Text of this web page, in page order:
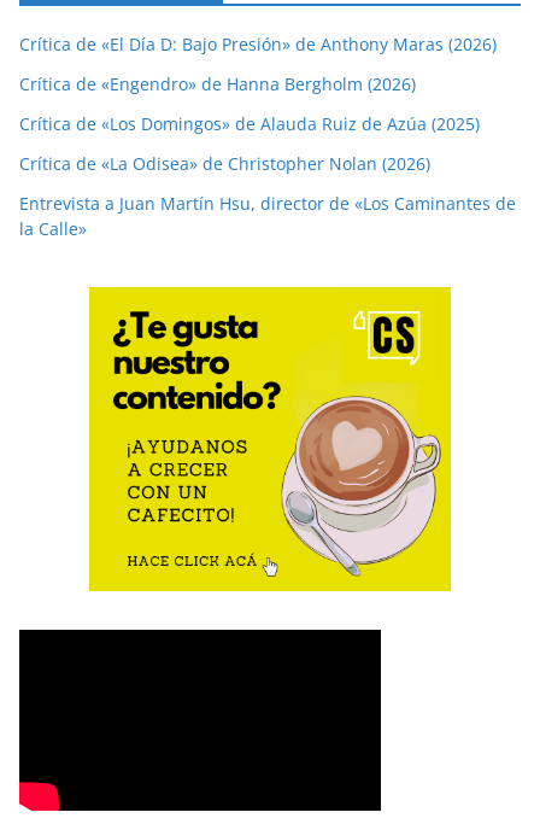
Crítica de «El Día D: Bajo Presión» de Anthony Maras (2026)
Crítica de «Engendro» de Hanna Bergholm (2026)
Crítica de «Los Domingos» de Alauda Ruiz de Azúa (2025)
Crítica de «La Odisea» de Christopher Nolan (2026)
Entrevista a Juan Martín Hsu, director de «Los Caminantes de
la Calle»